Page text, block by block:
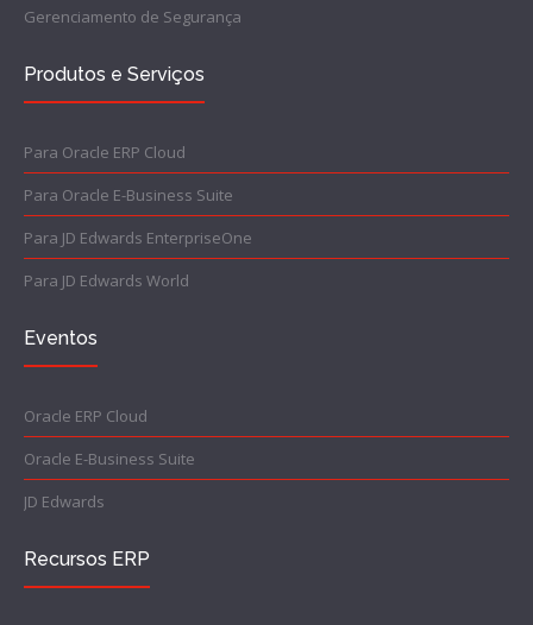
Gerenciamento de Segurança
Produtos e Serviços
Para Oracle ERP Cloud
Para Oracle E-Business Suite
Para JD Edwards EnterpriseOne
Para JD Edwards World
Eventos
Oracle ERP Cloud
Oracle E-Business Suite
JD Edwards
Recursos ERP